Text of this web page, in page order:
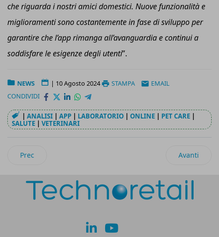
che riguarda i nostri amici domestici. Nuove funzionalità e
miglioramenti sono costantemente in fase di sviluppo per
garantire che l’app rimanga all’avanguardia e continui a
soddisfare le esigenze degli utenti”.
NEWS | 10 Agosto 2024 STAMPA
EMAIL
CONDIVIDI
| ANALISI | APP | LABORATORIO | ONLINE | PET CARE |
SALUTE | VETERINARI
Articolo precedente: Etruria Retail-Coripet: in 2 anni
Prec Articolo
Avanti
lk yt